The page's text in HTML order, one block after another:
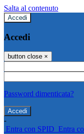
Salta al contenuto
Accedi
Accedi
button close ×
Password dimenticata?
-
Entra con SPID Entra